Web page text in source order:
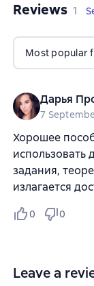
Reviews 1
1
Most popular
Дарья
7
Хорошее
использовать
задания,
излагается
0 0
Leave a